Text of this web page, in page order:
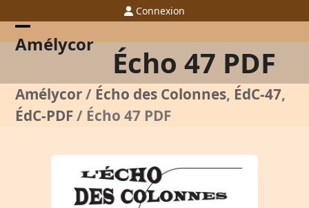
to
content
Connexion
Amélycor
Open
menu
Close
menu
Écho 47 PDF
Amélycor/ Écho des Colonnes, ÉdC-47,
ÉdC-PDF/ Écho 47 PDF